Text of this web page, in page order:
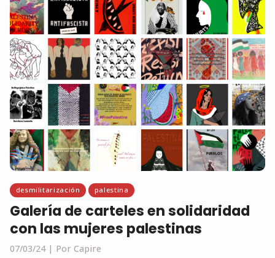
desmilitarización palestina
Galería de carteles en solidaridad
con las mujeres palestinas
07/03/24 Por Capire